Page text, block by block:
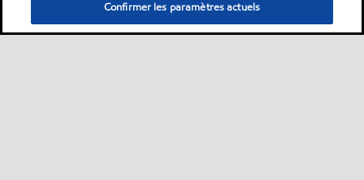
Confirmer les paramètres actuels